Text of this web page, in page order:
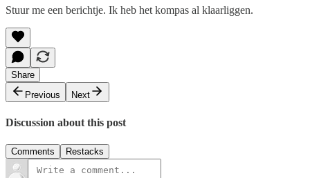
Stuur me een berichtje. Ik heb het kompas al klaarliggen.
Share
Previous
Next
Discussion about this post
Comments Restacks